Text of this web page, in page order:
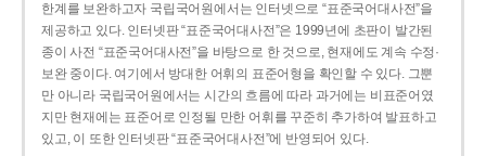
한계를 보완하고자 국립국어원에서는 인터넷으로 “표준국어대사전”을
제공하고 있다. 인터넷판 “표준국어대사전”은 1999년에 초판이 발간된
종이 사전 “표준국어대사전”을 바탕으로 한 것으로, 현재에도 계속 수정·
보완 중이다. 여기에서 방대한 어휘의 표준어형을 확인할 수 있다. 그뿐
만 아니라 국립국어원에서는 시간의 흐름에 따라 과거에는 비표준어였
지만 현재에는 표준어로 인정될 만한 어휘를 꾸준히 추가하여 발표하고
있고, 이 또한 인터넷판 “표준국어대사전”에 반영되어 있다.